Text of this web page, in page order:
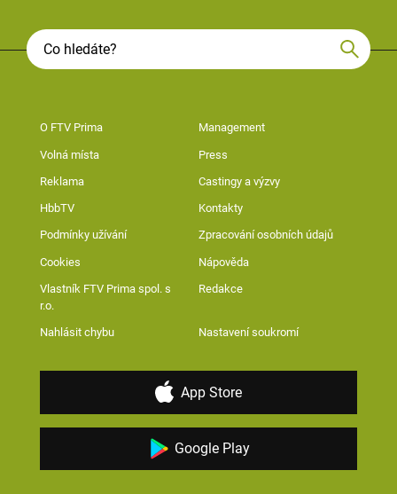
O FTV Prima Management
Volná místa Press
Reklama Castingy a výzvy
HbbTV Kontakty
Podmínky užívání Zpracování osobních údajů
Cookies Nápověda
Vlastník FTV Prima spol. s
r.o.
Redakce
Nahlásit chybu Nastavení soukromí
App Store
Google Play